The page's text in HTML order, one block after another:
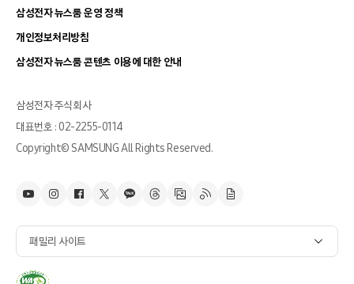
삼성전자 뉴스룸 운영 정책
개인정보처리방침
삼성전자 뉴스룸 콘텐츠 이용에 대한 안내
삼성전자 주식회사
대표번호 : 02-2255-0114
Copyright© SAMSUNG All Rights Reserved.
패밀리 사이트